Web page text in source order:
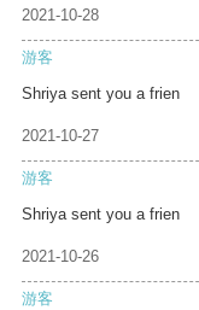
2021-10-28
游客
Shriya sent you a frien
2021-10-27
游客
Shriya sent you a frien
2021-10-26
游客